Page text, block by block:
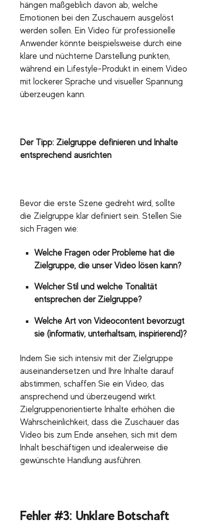
hängen maßgeblich davon ab, welche
Emotionen bei den Zuschauern ausgelöst
werden sollen. Ein Video für professionelle
Anwender könnte beispielsweise durch eine
klare und nüchterne Darstellung punkten,
während ein Lifestyle-Produkt in einem Video
mit lockerer Sprache und visueller Spannung
überzeugen kann.
Der Tipp: Zielgruppe definieren und Inhalte
entsprechend ausrichten
Bevor die erste Szene gedreht wird, sollte
die Zielgruppe klar definiert sein. Stellen Sie
sich Fragen wie:
Welche Fragen oder Probleme hat die
Zielgruppe, die unser Video lösen kann?
Welcher Stil und welche Tonalität
entsprechen der Zielgruppe?
Welche Art von Videocontent bevorzugt
sie (informativ, unterhaltsam, inspirierend)?
Indem Sie sich intensiv mit der Zielgruppe
auseinandersetzen und Ihre Inhalte darauf
abstimmen, schaffen Sie ein Video, das
ansprechend und überzeugend wirkt.
Zielgruppenorientierte Inhalte erhöhen die
Wahrscheinlichkeit, dass die Zuschauer das
Video bis zum Ende ansehen, sich mit dem
Inhalt beschäftigen und idealerweise die
gewünschte Handlung ausführen.
Fehler #3: Unklare Botschaft